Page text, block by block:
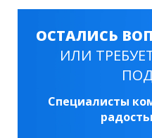
ОСТАЛИСЬ
ИЛИ
Специалисты